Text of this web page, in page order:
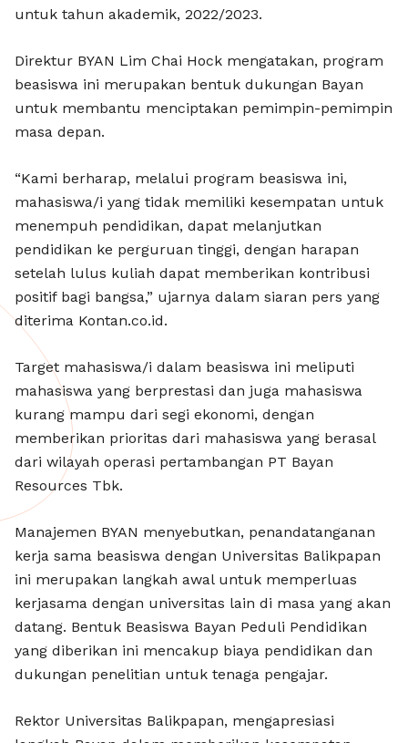
untuk tahun akademik, 2022/2023.
Direktur BYAN Lim Chai Hock mengatakan, program
beasiswa ini merupakan bentuk dukungan Bayan
untuk membantu menciptakan pemimpin-pemimpin
masa depan.
“Kami berharap, melalui program beasiswa ini,
mahasiswa/i yang tidak memiliki kesempatan untuk
menempuh pendidikan, dapat melanjutkan
pendidikan ke perguruan tinggi, dengan harapan
setelah lulus kuliah dapat memberikan kontribusi
positif bagi bangsa,” ujarnya dalam siaran pers yang
diterima Kontan.co.id.
Target mahasiswa/i dalam beasiswa ini meliputi
mahasiswa yang berprestasi dan juga mahasiswa
kurang mampu dari segi ekonomi, dengan
memberikan prioritas dari mahasiswa yang berasal
dari wilayah operasi pertambangan PT Bayan
Resources Tbk.
Manajemen BYAN menyebutkan, penandatanganan
kerja sama beasiswa dengan Universitas Balikpapan
ini merupakan langkah awal untuk memperluas
kerjasama dengan universitas lain di masa yang akan
datang. Bentuk Beasiswa Bayan Peduli Pendidikan
yang diberikan ini mencakup biaya pendidikan dan
dukungan penelitian untuk tenaga pengajar.
Rektor Universitas Balikpapan, mengapresiasi